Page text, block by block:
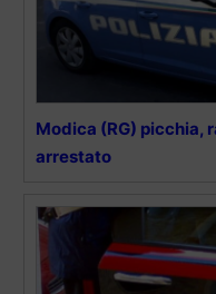
Modica (RG) picchia,
arrestato